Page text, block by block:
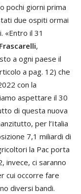
pochi giorni prima
due ospiti ormai
«Entro il 31
,
a ogni paese il
a pag. 12) che
con la
aspettare il 30
di questa nuova
per l’Italia
7,1 miliardi di
la Pac porta
invece, ci saranno
cui occorre fare
diversi bandi.